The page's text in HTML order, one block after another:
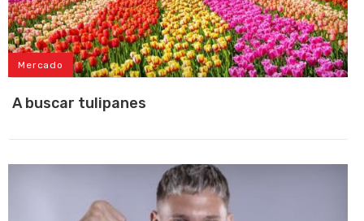
Mercado
A buscar tulipanes